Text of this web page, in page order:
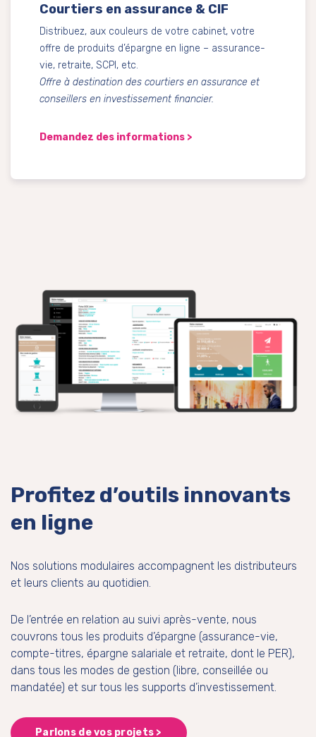
Courtiers en assurance & CIF
Distribuez, aux couleurs de votre cabinet, votre
offre de produits d’épargne en ligne – assurance-
vie, retraite, SCPI, etc.
Offre à destination des courtiers en assurance et
conseillers en investissement financier.
Demandez des informations >
Profitez d’outils innovants
en ligne
Nos solutions modulaires accompagnent les distributeurs
et leurs clients au quotidien.
De l’entrée en relation au suivi après-vente, nous
couvrons tous les produits d’épargne (assurance-vie,
compte-titres, épargne salariale et retraite, dont le PER),
dans tous les modes de gestion (libre, conseillée ou
mandatée) et sur tous les supports d’investissement.
Parlons de vos projets >